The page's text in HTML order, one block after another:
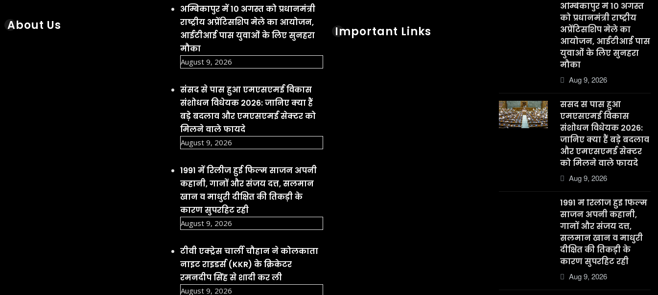
About Us
अम्बिकापुर में 10 अगस्त को प्रधानमंत्री
राष्ट्रीय अप्रेंटिसशिप मेले का आयोजन,
आईटीआई पास युवाओं के लिए सुनहरा
मौका
August 9, 2026
संसद से पास हुआ एमएसएमई विकास
संशोधन विधेयक 2026: जानिए क्या हैं
बड़े बदलाव और एमएसएमई सेक्टर को
मिलने वाले फायदे
August 9, 2026
1991 में रिलीज हुई फिल्म साजन अपनी
कहानी, गानों और संजय दत्त, सलमान
खान व माधुरी दीक्षित की तिकड़ी के
कारण सुपरहिट रही
August 9, 2026
टीवी एक्ट्रेस चार्ली चौहान ने कोलकाता
नाइट राइडर्स (KKR) के क्रिकेटर
रमनदीप सिंह से शादी कर ली
August 9, 2026
Important Links
अम्बिकापुर में 10 अगस्त
को प्रधानमंत्री राष्ट्रीय
अप्रेंटिसशिप मेले का
आयोजन, आईटीआई पास
युवाओं के लिए सुनहरा
मौका
Aug 9, 2026
संसद से पास हुआ
एमएसएमई विकास
संशोधन विधेयक 2026:
जानिए क्या हैं बड़े बदलाव
और एमएसएमई सेक्टर
को मिलने वाले फायदे
Aug 9, 2026
1991 में रिलीज हुई फिल्म
साजन अपनी कहानी,
गानों और संजय दत्त,
सलमान खान व माधुरी
दीक्षित की तिकड़ी के
कारण सुपरहिट रही
Aug 9, 2026